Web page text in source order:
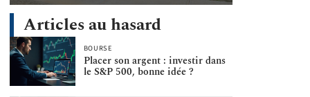
Articles au hasard
BOURSE
Placer son argent : investir dans
le S&P 500, bonne idée ?